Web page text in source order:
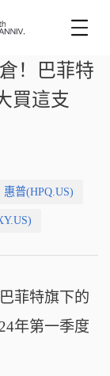
！巴菲特
買這支
惠普(HPQ.US)
菲特旗下的
年第一季度